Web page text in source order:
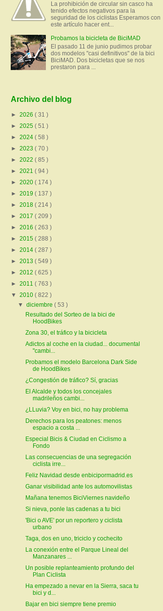
La prohibición de circular sin casco ha
tenido efectos negativos para la
seguridad de los ciclistas Esperamos con
este artículo hacer ent...
Probamos la bicicleta de BiciMAD
El pasado 11 de junio pudimos probar
dos modelos "casi definitivos" de la bici
BiciMAD. Dos bicicletas que se nos
prestaron para ...
Archivo del blog
► 2026 ( 31 )
► 2025 ( 51 )
► 2024 ( 58 )
► 2023 ( 70 )
► 2022 ( 85 )
► 2021 ( 94 )
► 2020 ( 174 )
► 2019 ( 137 )
► 2018 ( 214 )
► 2017 ( 209 )
► 2016 ( 263 )
► 2015 ( 288 )
► 2014 ( 287 )
► 2013 ( 549 )
► 2012 ( 625 )
► 2011 ( 763 )
▼ 2010 ( 822 )
▼diciembre( 53 )
Resultado del Sorteo de la bici de
HoodBikes
Zona 30, el tráfico y la bicicleta
Adictos al coche en la ciudad... documental
"cambi...
Probamos el modelo Barcelona Dark Side
de HoodBikes
¿Congestión de tráfico? Sí, gracias
El Alcalde y todos los concejales
madrileños cambi...
¿LLuvia? Voy en bici, no hay problema
Derechos para los peatones: menos
espacio a costa ...
Especial Bicis & Ciudad en Ciclismo a
Fondo
Las consecuencias de una segregación
ciclista irre...
Feliz Navidad desde enbicipormadrid.es
Ganar visibilidad ante los automovilistas
Mañana tenemos BiciViernes navideño
Si nieva, ponle las cadenas a tu bici
'Bici o AVE' por un reportero y ciclista
urbano
Taga, dos en uno, triciclo y cochecito
La conexión entre el Parque Lineal del
Manzanares ...
Un posible replanteamiento profundo del
Plan Ciclista
Ha empezado a nevar en la Sierra, saca tu
bici y d...
Bajar en bici siempre tiene premio